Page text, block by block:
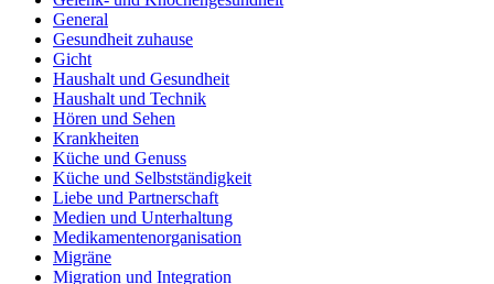
General
Gesundheit zuhause
Gicht
Haushalt und Gesundheit
Haushalt und Technik
Hören und Sehen
Krankheiten
Küche und Genuss
Küche und Selbstständigkeit
Liebe und Partnerschaft
Medien und Unterhaltung
Medikamentenorganisation
Migräne
Migration und Integration